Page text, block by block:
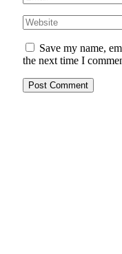
Save my name,
the next time I